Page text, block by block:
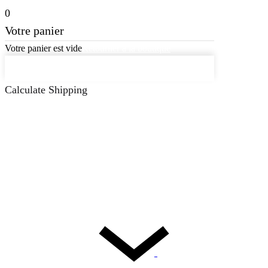
0
Votre panier
Votre panier est vide
Calculate Shipping